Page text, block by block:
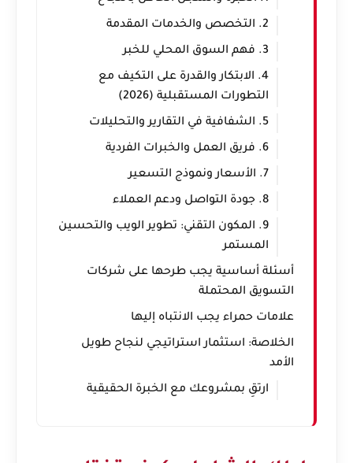
2. التخصص والخدمات المقدمة
3. فهم السوق المحلي للخبر
4. الابتكار والقدرة على التكيف مع
التطورات المستقبلية (2026)
5. الشفافية في التقارير والتحليلات
6. فريق العمل والخبرات الفردية
7. الأسعار ونموذج التسعير
8. جودة التواصل ودعم العملاء
9. المكون التقني: تطوير الويب والتحسين
المستمر
أسئلة أساسية يجب طرحها على شركات
التسويق المحتملة
علامات حمراء يجب الانتباه إليها
الخلاصة: استثمار استراتيجي لنجاح طويل
الأمد
ارتقِ بمشروعك مع الخبرة الحقيقية